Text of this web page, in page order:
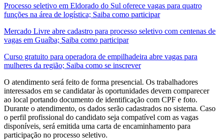
Processo seletivo em Eldorado do Sul oferece vagas para quatro
funções na área de logística; Saiba como participar
Mercado Livre abre cadastro para processo seletivo com centenas de
vagas em Guaíba; Saiba como participar
Curso gratuito para operadora de empilhadeira abre vagas para
mulheres da região; Saiba como se inscrever
O atendimento será feito de forma presencial. Os trabalhadores
interessados em se candidatar às oportunidades devem comparecer
ao local portando documento de identificação com CPF e foto.
Durante o atendimento, os dados serão cadastrados no sistema. Caso
o perfil profissional do candidato seja compatível com as vagas
disponíveis, será emitida uma carta de encaminhamento para
participação no processo seletivo.